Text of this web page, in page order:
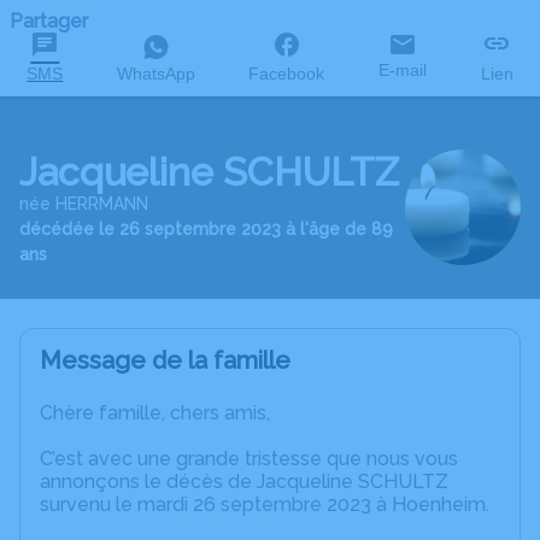
Partager
SMS WhatsApp Facebook E-mail Lien
Jacqueline SCHULTZ
née HERRMANN
décédée le 26 septembre 2023 à l'âge de 89
ans
Message de la famille
Chère famille, chers amis,
C’est avec une grande tristesse que nous vous
annonçons le décès de Jacqueline SCHULTZ
survenu le mardi 26 septembre 2023 à Hoenheim.